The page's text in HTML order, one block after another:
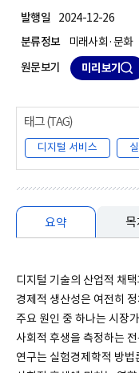
발행일
2024-12-26
분류정보
미래사회·문화
원문보기
미리보기
디지털 서비스
요약
요약
디지털 기술의 산업적 채
경제적 생산성은 여전히
주요 원인 중 하나는 시장
사회적 후생을 측정하는
연구는 실험경제학적 방